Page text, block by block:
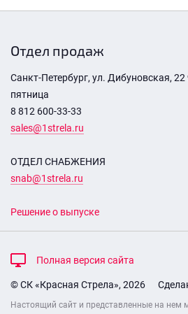
Отдел продаж
Санкт-Петербург, ул. Дибуновская,
пятница
8 812 600-33-33
sales@1strela.ru
ОТДЕЛ СНАБЖЕНИЯ
snab@1strela.ru
Решение о выпуске
Полная версия сайта
© СК «Красная Стрела», 2026
Настоящий сайт и представленные на нем